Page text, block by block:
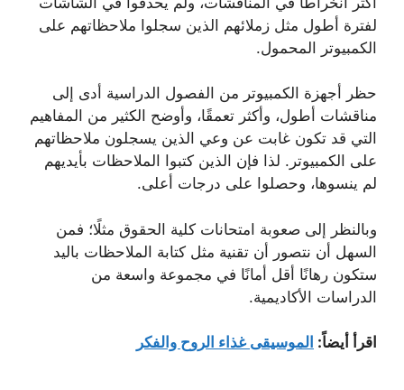
لفترة أطول مثل زملائهم الذين سجلوا ملاحظاتهم على
الكمبيوتر المحمول.
حظر أجهزة الكمبيوتر من الفصول الدراسية أدى إلى
مناقشات أطول، وأكثر تعمقًا، وأوضح الكثير من المفاهيم
التي قد تكون غابت عن وعي الذين يسجلون ملاحظاتهم
على الكمبيوتر. لذا فإن الذين كتبوا الملاحظات بأيديهم
لم ينسوها، وحصلوا على درجات أعلى.
وبالنظر إلى صعوبة امتحانات كلية الحقوق مثلًا؛ فمن
السهل أن نتصور أن تقنية مثل كتابة الملاحظات باليد
ستكون رهانًا أقل أمانًا في مجموعة واسعة من
الدراسات الأكاديمية.
اقرأ أيضاً: الموسيقى غذاء الروح والفكر